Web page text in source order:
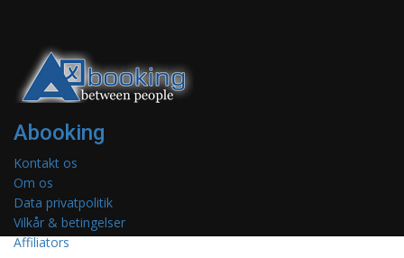
Abooking
Kontakt os
Om os
Data privatpolitik
Vilkår & betingelser
Affiliators